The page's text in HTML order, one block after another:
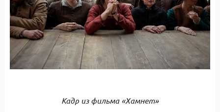
Кадр из фильма «Хамнет»